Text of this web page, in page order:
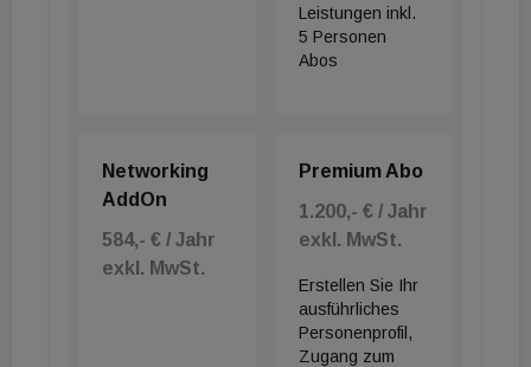
Leistungen inkl.
5 Personen
Abos
Networking
AddOn
584,- € / Jahr
exkl. MwSt.
Premium Abo
1.200,- € / Jahr
exkl. MwSt.
Erstellen Sie Ihr
ausführliches
Personenprofil,
Zugang zum